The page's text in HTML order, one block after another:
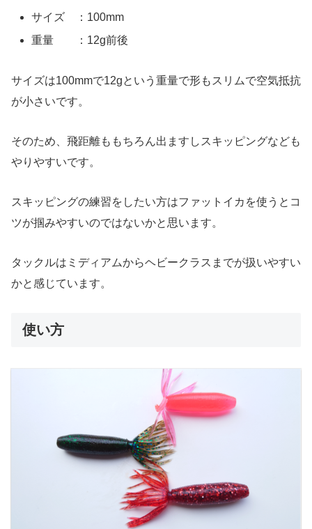
サイズ ：100mm
重量 ：12g前後
サイズは100mmで12gという重量で形もスリムで空気抵抗
が小さいです。
そのため、飛距離ももちろん出ますしスキッピングなども
やりやすいです。
スキッピングの練習をしたい方はファットイカを使うとコ
ツが掴みやすいのではないかと思います。
タックルはミディアムからヘビークラスまでが扱いやすい
かと感じています。
使い方